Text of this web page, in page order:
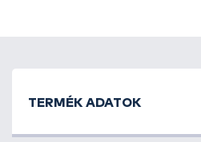
TERMÉK ADATOK